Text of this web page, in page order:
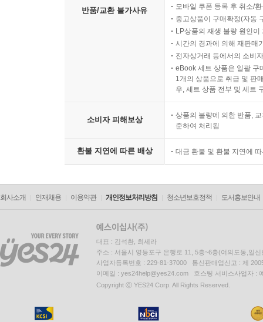
반품/교환 불가사유
모바일 쿠폰 등록 후 취소/
중고상품이 구매확정(자동
LP상품의 재생 불량 원인
시간의 경과에 의해 재판매
전자상거래 등에서의 소비
eBook 세트 상품은 일괄 구
1개의 상품으로 취급 및 판
우, 세트 상품 전부 및 세트
소비자 피해보상
상품의 불량에 의한 반품,
준하여 처리됨
환불 지연에 따른 배상 대금 환불 및 환불 지연에
회사소개 인재채용 이용약관 개인정보처리방침 청소년보호정책 도서홍보안내
대표 : 김석환, 최세라
주소 : 서울시 영등포구 은행로 11, 5층~6층(여의도동,일신
사업자등록번호 : 229-81-37000 통신판매업신고 : 제
이메일 : yes24help@yes24.com 호스팅 서비스사업자 :
Copyright ⓒ YES24 Corp. All Rights Reserved.